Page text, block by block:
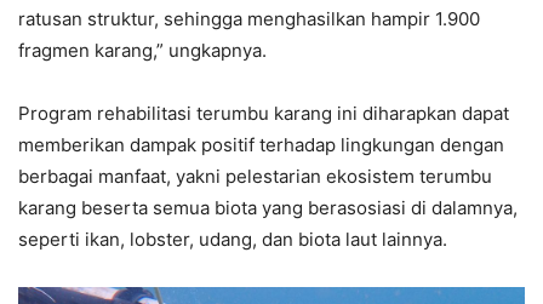
ratusan struktur, sehingga menghasilkan hampir 1.900
fragmen karang,” ungkapnya.
Program rehabilitasi terumbu karang ini diharapkan dapat
memberikan dampak positif terhadap lingkungan dengan
berbagai manfaat, yakni pelestarian ekosistem terumbu
karang beserta semua biota yang berasosiasi di dalamnya,
seperti ikan, lobster, udang, dan biota laut lainnya.